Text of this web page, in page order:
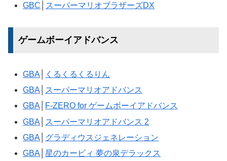
GBC
スーパーマリオブラザーズDX
ゲームボーイアドバンス
GBA
くるくるくるりん
GBA
スーパーマリオアドバンス
GBA
F-ZERO for ゲームボーイアドバンス
GBA
スーパーマリオアドバンス 2
GBA
グラディウスジェネレーション
GBA │星のカービィ 夢の泉デラックス